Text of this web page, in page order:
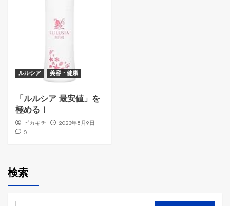
ルルシア 美容・健康
「ルルシア 最安値」を
極める！
ピカキチ
2023年8月9日
0
検索